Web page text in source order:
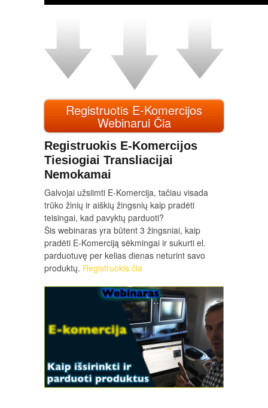
Registruotis E-Komercijos
Webinarui Čia
Registruokis E-Komercijos
Tiesiogiai Transliacijai
Nemokamai
Galvojai užsiimti E-Komercija, tačiau visada
trūko žinių ir aiškių žingsnių kaip pradėti
teisingai, kad pavyktų parduoti?
Šis webinaras yra būtent 3 žingsniai, kaip
pradėti E-Komerciją sėkmingai ir sukurti el.
parduotuvę per kelias dienas neturint savo
produktų. Registruokis čia